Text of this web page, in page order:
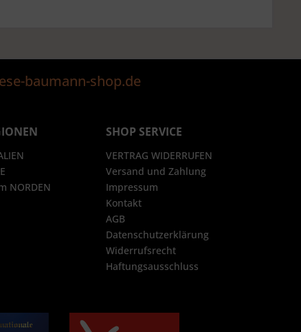
baumann-shop.de
NORDEN
SHOP SERVICE
VERTRAG WIDERRUFEN
Versand und Zahlung
Impressum
Kontakt
AGB
Datenschutzerklärung
Widerrufsrecht
Haftungsausschluss